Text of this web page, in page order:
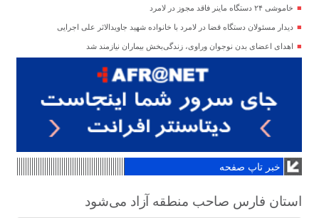
خاموشی ۲۴ دستگاه ماینر فاقد مجوز در لامرد
دیدار مسئولان دستگاه قضا در لامرد با خانواده شهید جاویدالاثر علی اجرایی
اهدای اعضای بدن نوجوان وراوی، زندگی‌بخش بیماران نیازمند شد
خبر تاپ صفحه
استان فارس صاحب منطقه آزاد می‌شود